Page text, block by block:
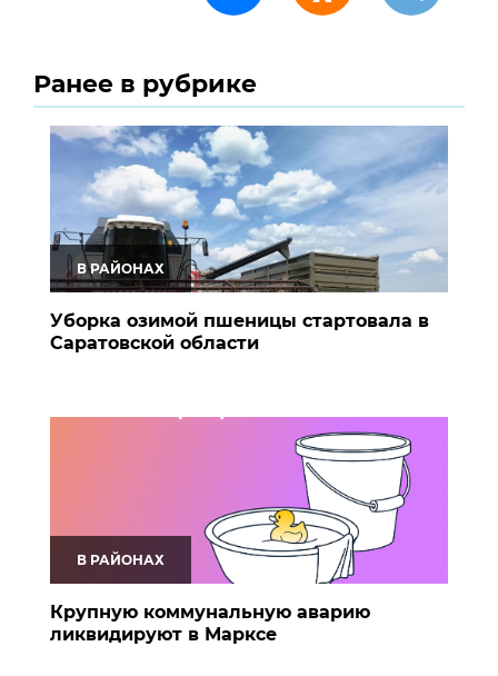
Ранее в рубрике
В РАЙОНАХ
Уборка озимой пшеницы стартовала в
Саратовской области
В РАЙОНАХ
Крупную коммунальную аварию
ликвидируют в Марксе